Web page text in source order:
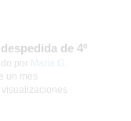
de 4º
educativo.
por María G.
un mes
visualizaciones